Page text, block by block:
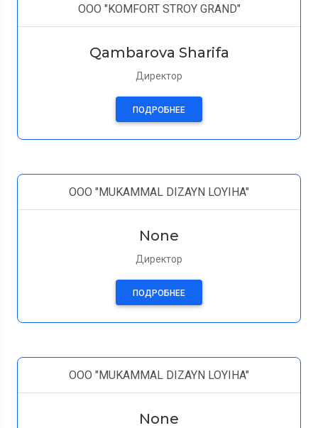
ООО "KOMFORT STROY GRAND"
Qambarova Sharifa
Директор
ПОДРОБНЕЕ
ООО "MUKAMMAL DIZAYN LOYIHA"
None
Директор
ПОДРОБНЕЕ
ООО "MUKAMMAL DIZAYN LOYIHA"
None